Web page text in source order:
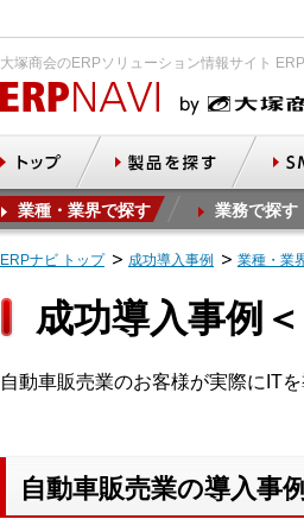
大塚商会のERPソリューション情報サイト
業種・業界で探す 業務で探す
ERPナビ トップ 成功導入事例 業種・業
成功導入事例
自動車販売業のお客様が実際にIT
自動車販売業の導入事